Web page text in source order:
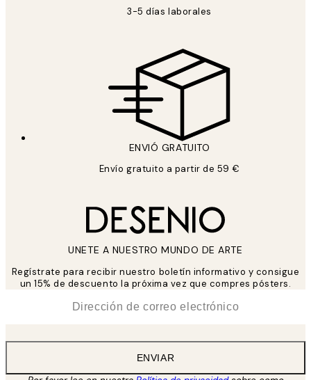
3-5 días laborales
ENVIÓ GRATUITO
Envío gratuito a partir de 59 €
UNETE A NUESTRO MUNDO DE ARTE
Regístrate para recibir nuestro boletín informativo y consigue
un 15% de descuento la próxima vez que compres pósters.
ENVIAR